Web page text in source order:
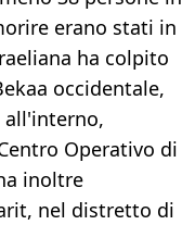
erano stati in
ha colpito
occidentale,
all'interno,
Operativo di
inoltre
nel distretto di